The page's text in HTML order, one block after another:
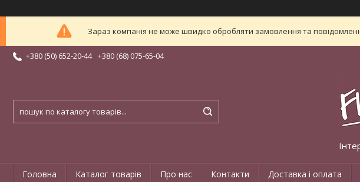
Зараз компанія не може швидко обробляти замовлення та
+380 (50) 652-20-44 +380 (68) 075-65-04
Головна Каталог товарів Про нас Контакти Доставка і оплата